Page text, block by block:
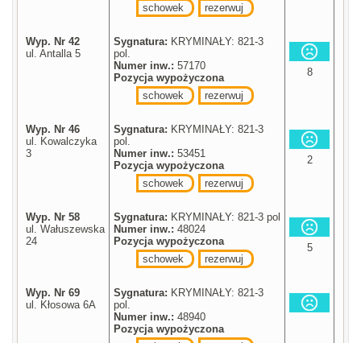
schowek
rezerwuj
Wyp. Nr 42
ul. Antalla 5
Sygnatura: KRYMINAŁY: 821-3
pol.
Numer inw.: 57170
Pozycja wypożyczona
schowek
rezerwuj
8
Wyp. Nr 46
ul. Kowalczyka
3
Sygnatura: KRYMINAŁY: 821-3
pol.
Numer inw.: 53451
Pozycja wypożyczona
schowek
rezerwuj
2
Wyp. Nr 58
ul. Wałuszewska
24
Sygnatura: KRYMINAŁY: 821-3 pol
Numer inw.: 48024
Pozycja wypożyczona
schowek
rezerwuj
5
Wyp. Nr 69
ul. Kłosowa 6A
Sygnatura: KRYMINAŁY: 821-3
pol.
Numer inw.: 48940
Pozycja wypożyczona